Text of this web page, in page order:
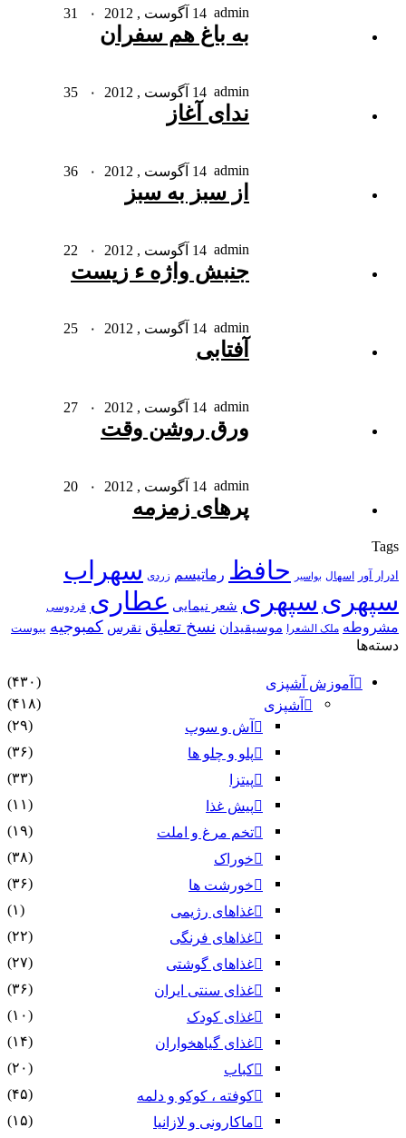
admin 14 آگوست , 2012 ۰
به باغ هم سفران
admin 14 آگوست , 2012 ۰
ندای آغاز
admin 14 آگوست , 2012 ۰
از سبز به سبز
admin 14 آگوست , 2012 ۰
جنبش واژه ء زیست
admin 14 آگوست , 2012 ۰
آفتابی
admin 14 آگوست , 2012 ۰
ورق روشن وقت
admin 14 آگوست , 2012 ۰
پرهای زمزمه
Tags
ادرار آور اسهال بواسیر حافظ رماتیسم زردی سهراب
سپهری سپهری شعر نیمایی عطاری فردوسی
مشروطه ملک الشعرا موسیقیدان نسخ تعلیق نقرس کمبوجیه یبوست
دسته‌ها
آموزش آشپزی
(۴۳۰)
آشپزی
(۴۱۸)
آش و سوپ
(۲۹)
پلو و چلو ها
(۳۶)
پیتزا
(۳۳)
پیش غذا
(۱۱)
تخم مرغ و املت
(۱۹)
خوراک
(۳۸)
خورشت ها
(۳۶)
غذاهای رژیمی
(۱)
غذاهای فرنگی
(۲۲)
غذاهای گوشتی
(۲۷)
غذای سنتی ایران
(۳۶)
غذای کودک
(۱۰)
غذای گیاهخواران
(۱۴)
کباب
(۲۰)
کوفته ، کوکو و دلمه
(۴۵)
ماکارونی و لازانیا
(۱۵)